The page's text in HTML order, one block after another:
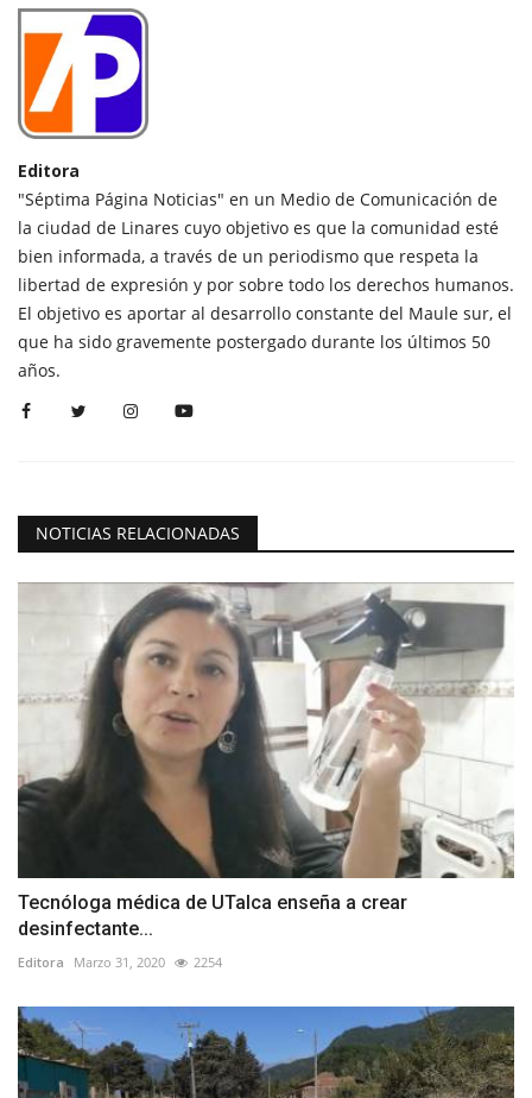
Editora
"Séptima Página Noticias" en un Medio de Comunicación de
la ciudad de Linares cuyo objetivo es que la comunidad esté
bien informada, a través de un periodismo que respeta la
libertad de expresión y por sobre todo los derechos humanos.
El objetivo es aportar al desarrollo constante del Maule sur, el
que ha sido gravemente postergado durante los últimos 50
años.
NOTICIAS RELACIONADAS
Tecnóloga médica de UTalca enseña a crear
desinfectante...
Editora Marzo 31, 2020 2254